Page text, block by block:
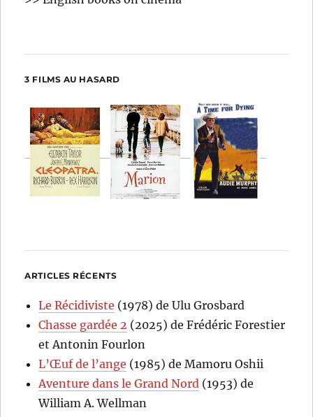
3 FILMS AU HASARD
ARTICLES RÉCENTS
Le Récidiviste (1978) de Ulu Grosbard
Chasse gardée 2 (2025) de Frédéric Forestier
et Antonin Fourlon
L’Œuf de l’ange (1985) de Mamoru Oshii
Aventure dans le Grand Nord (1953) de
William A. Wellman